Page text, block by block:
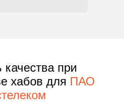
качества при
хабов для ПАО